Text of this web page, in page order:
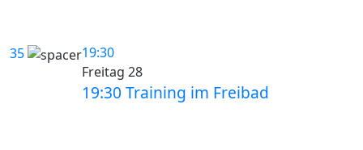
35
19:30
Freitag 28
19:30 Training im Freibad